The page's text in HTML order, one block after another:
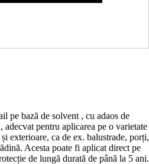
pe bază de solvent , cu adaos de
pentru aplicarea pe o varietate
exterioare, ca de ex. balustrade, porți,
Acesta poate fi aplicat direct pe
de lungă durată de până la 5 ani.